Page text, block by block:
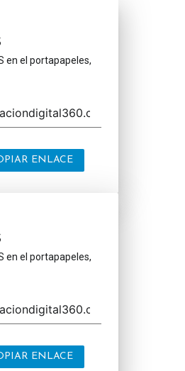
en el portapapeles,
ENLACE
en el portapapeles,
ENLACE